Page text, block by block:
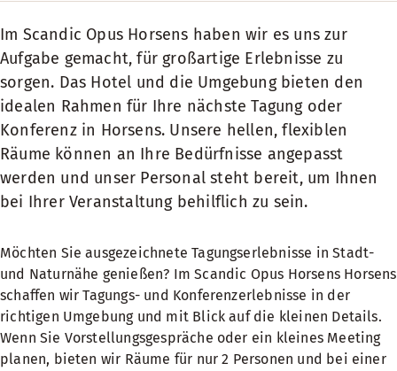
Im Scandic Opus Horsens haben wir es uns zur
Aufgabe gemacht, für großartige Erlebnisse zu
sorgen. Das Hotel und die Umgebung bieten den
idealen Rahmen für Ihre nächste Tagung oder
Konferenz in Horsens. Unsere hellen, flexiblen
Räume können an Ihre Bedürfnisse angepasst
werden und unser Personal steht bereit, um Ihnen
bei Ihrer Veranstaltung behilflich zu sein.
Möchten Sie ausgezeichnete Tagungserlebnisse in Stadt-
und Naturnähe genießen? Im Scandic Opus Horsens Horsens
schaffen wir Tagungs- und Konferenzerlebnisse in der
richtigen Umgebung und mit Blick auf die kleinen Details.
Wenn Sie Vorstellungsgespräche oder ein kleines Meeting
planen, bieten wir Räume für nur 2 Personen und bei einer